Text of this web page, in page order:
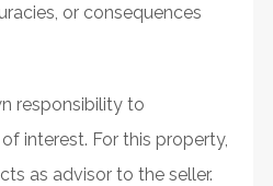
or consequences
responsibility to
interest. For this property,
as advisor to the seller.